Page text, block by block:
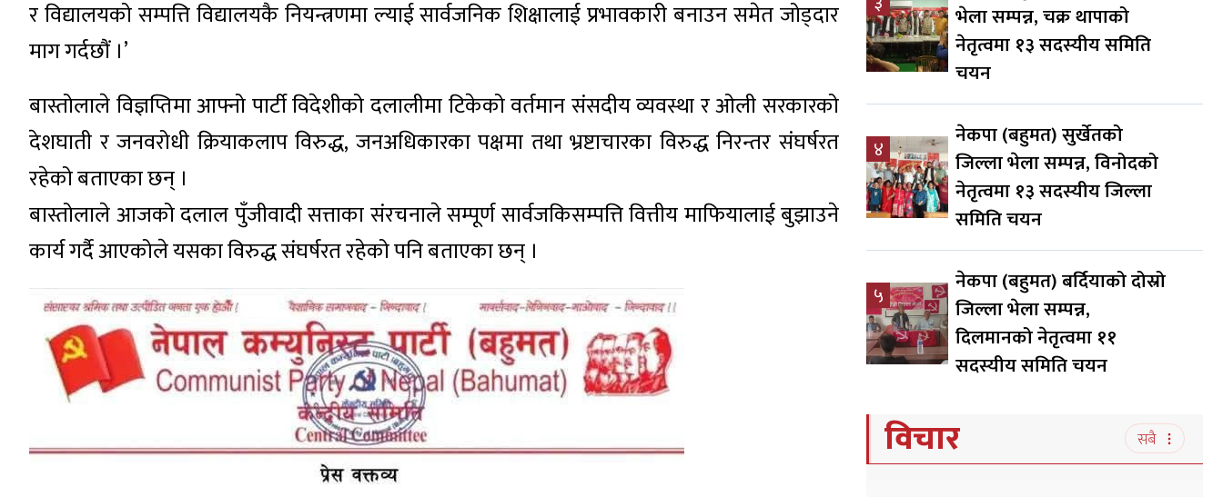
र विद्यालयको सम्पत्ति विद्यालयकै नियन्त्रणमा ल्याई सार्वजनिक शिक्षालाई प्रभावकारी बनाउन समेत जोड्दार
माग गर्दछौं ।’
बास्तोलाले विज्ञप्तिमा आफ्नो पार्टी विदेशीको दलालीमा टिकेको वर्तमान संसदीय व्यवस्था र ओली सरकारको
देशघाती र जनवरोधी क्रियाकलाप विरुद्ध, जनअधिकारका पक्षमा तथा भ्रष्टाचारका विरुद्ध निरन्तर संघर्षरत
रहेको बताएका छन् ।
बास्तोलाले आजको दलाल पुँजीवादी सत्ताका संरचनाले सम्पूर्ण सार्वजकिसम्पत्ति वित्तीय माफियालाई बुझाउने
कार्य गर्दै आएकोले यसका विरुद्ध संघर्षरत रहेको पनि बताएका छन् ।
भेला सम्पन्न, चक्र थापाको
नेतृत्वमा १३ सदस्यीय समिति
चयन
४
नेकपा (बहुमत) सुर्खेतको
जिल्ला भेला सम्पन्न, विनोदको
नेतृत्वमा १३ सदस्यीय जिल्ला
समिति चयन
५
नेकपा (बहुमत) बर्दियाको दोस्रो
जिल्ला भेला सम्पन्न,
दिलमानको नेतृत्वमा ११
सदस्यीय समिति चयन
विचार सबै